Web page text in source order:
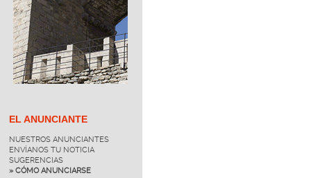
EL ANUNCIANTE
NUESTROS ANUNCIANTES
ENVÍANOS TU NOTICIA
SUGERENCIAS
» CÓMO ANUNCIARSE